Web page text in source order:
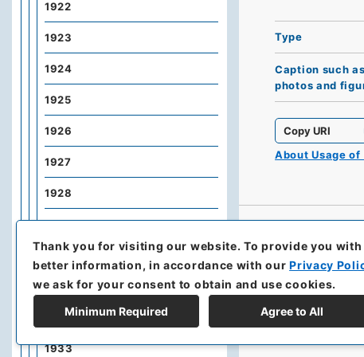
Type
Caption such as
photos and
Copy URI
About Usage of
1922
1923
1924
1925
1926
1927
1928
1929
1931
1932
1933
Thank you for visiting our website.To provide you with
better information, in accordance with ourPrivacy
we ask for your consent to obtain and use cookies.
Minimum Required Agree to All